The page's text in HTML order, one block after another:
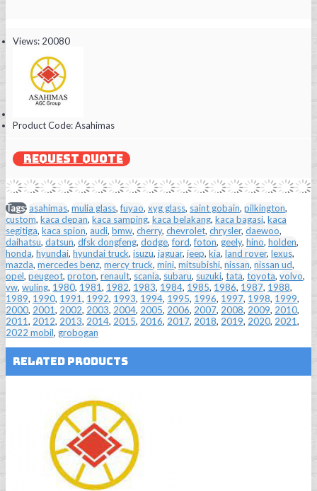
Views: 20080
Product Code:Asahimas
REQUEST QUOTE
Tags:asahimas, mulia glass,fuyao, xyg glass, saint gobain, pilkington,
custom, kaca depan, kaca samping, kaca belakang, kaca bagasi, kaca
segitiga, kaca spion, audi, bmw, cherry, chevrolet, chrysler, daewoo,
daihatsu, datsun, dfsk dongfeng, dodge,ford,foton, geely, hino, holden,
honda, hyundai, hyundai truck, isuzu, jaguar, jeep, kia, land rover, lexus,
mazda, mercedes benz, mercy truck, mini, mitsubishi, nissan, nissan ud,
opel, peugeot, proton, renault, scania, subaru, suzuki, tata, toyota, volvo,
vw, wuling, 1980, 1981, 1982, 1983, 1984, 1985, 1986, 1987, 1988,
1989, 1990, 1991, 1992, 1993, 1994, 1995, 1996, 1997, 1998, 1999,
2000, 2001, 2002, 2003, 2004, 2005, 2006, 2007, 2008, 2009, 2010,
2011, 2012, 2013, 2014, 2015, 2016, 2017, 2018, 2019, 2020, 2021,
2022 mobil, grobogan
Related Products